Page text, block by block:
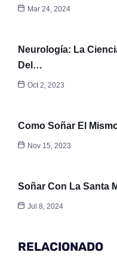
Mar 24, 2024
Neurología: La
Del…
Oct 2, 2023
Como Soñar El
Nov 15, 2023
Soñar Con La Santa
Jul 8, 2024
RELACIONADO